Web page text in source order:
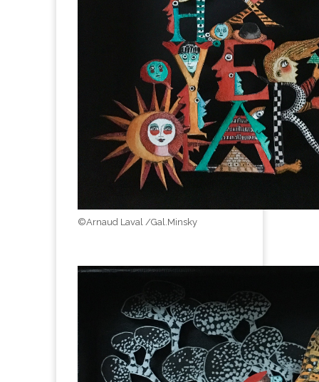
©Arnaud Laval /Gal.Minsky